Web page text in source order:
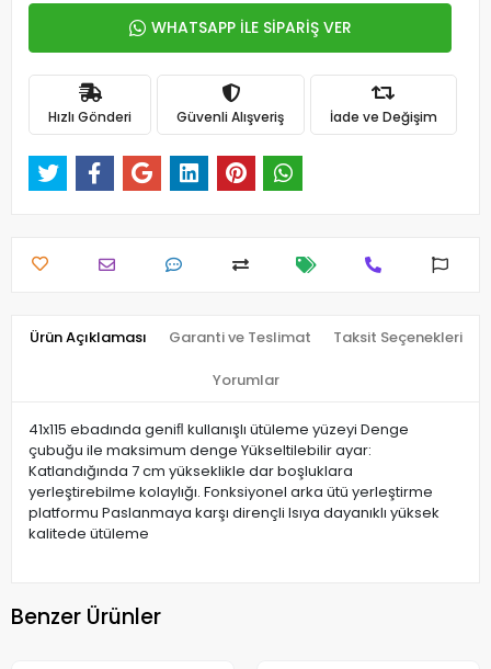
WHATSAPP İLE SİPARİŞ VER
Hızlı Gönderi Güvenli Alışveriş İade ve Değişim
Ürün Açıklaması Garanti ve Teslimat Taksit Seçenekleri
Yorumlar
41x115 ebadında geniﬂ kullanışlı ütüleme yüzeyi Denge
çubuğu ile maksimum denge Yükseltilebilir ayar:
Katlandığında 7 cm yükseklikle dar boşluklara
yerleştirebilme kolaylığı. Fonksiyonel arka ütü yerleştirme
platformu Paslanmaya karşı dirençli Isıya dayanıklı yüksek
kalitede ütüleme
Benzer Ürünler